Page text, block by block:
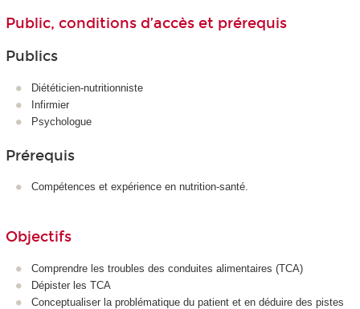
Public, conditions d’accès et prérequis
Publics
Diététicien-nutritionniste
Infirmier
Psychologue
Prérequis
Compétences et expérience en nutrition-santé.
Objectifs
Comprendre les troubles des conduites alimentaires (TCA)
Dépister les TCA
Conceptualiser la problématique du patient et en déduire des pistes